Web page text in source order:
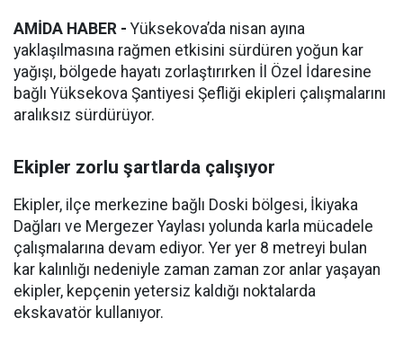
AMİDA HABER - Yüksekova’da nisan ayına
yaklaşılmasına rağmen etkisini sürdüren yoğun kar
yağışı, bölgede hayatı zorlaştırırken İl Özel İdaresine
bağlı Yüksekova Şantiyesi Şefliği ekipleri çalışmalarını
aralıksız sürdürüyor.
Ekipler zorlu şartlarda çalışıyor
Ekipler, ilçe merkezine bağlı Doski bölgesi, İkiyaka
Dağları ve Mergezer Yaylası yolunda karla mücadele
çalışmalarına devam ediyor. Yer yer 8 metreyi bulan
kar kalınlığı nedeniyle zaman zaman zor anlar yaşayan
ekipler, kepçenin yetersiz kaldığı noktalarda
ekskavatör kullanıyor.